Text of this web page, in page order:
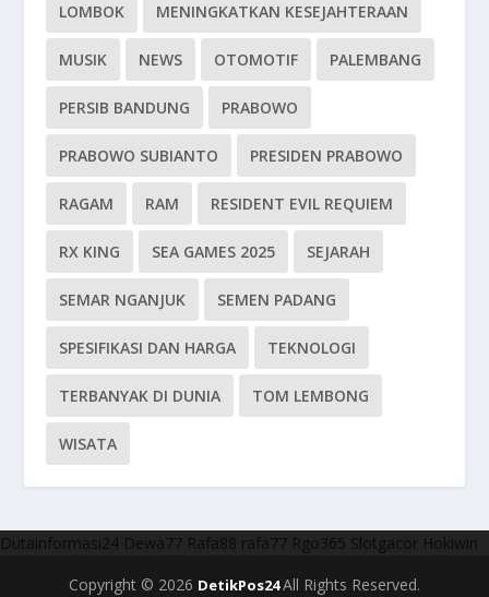
LOMBOK MENINGKATKAN KESEJAHTERAAN
MUSIK NEWS OTOMOTIF PALEMBANG
PERSIB BANDUNG PRABOWO
PRABOWO SUBIANTO PRESIDEN PRABOWO
RAGAM RAM RESIDENT EVIL REQUIEM
RX KING SEA GAMES 2025 SEJARAH
SEMAR NGANJUK SEMEN PADANG
SPESIFIKASI DAN HARGA TEKNOLOGI
TERBANYAK DI DUNIA TOM LEMBONG
WISATA
Dutainformasi24 Dewa77 Rafa88 rafa77 Rgo365 Slotgacor Hokiwin
Copyright © 2026 DetikPos24All Rights Reserved.